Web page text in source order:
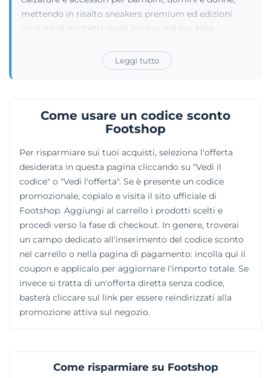
mettendo in risalto sneakers premium ed edizioni
limitate di etichette quali Jordan, adidas, Nike,
supportano numerose attività fisiche come basket,
running, padel e fitness, includendo articoli firmati da
da sole, gioielli, zaini e borse di vario tipo. Gli amanti
del movimento possono così rintracciare in questo e-
alle ultime tendenze di moda.
Leggi tutto
Come usare un codice sconto
Footshop
Per risparmiare sui tuoi acquisti, seleziona l'offerta
desiderata in questa pagina cliccando su "Vedi il
codice" o "Vedi l'offerta". Se è presente un codice
promozionale, copialo e visita il sito ufficiale di
Footshop. Aggiungi al carrello i prodotti scelti e
procedi verso la fase di checkout. In genere, troverai
un campo dedicato all'inserimento del codice sconto
nel carrello o nella pagina di pagamento: incolla qui il
coupon e applicalo per aggiornare l'importo totale. Se
invece si tratta di un'offerta diretta senza codice,
basterà cliccare sul link per essere reindirizzati alla
promozione attiva sul negozio.
Come risparmiare su Footshop